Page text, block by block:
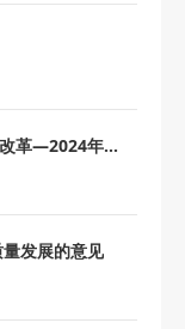
革—2024年宪
发展的意见